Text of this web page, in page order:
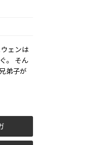
ェンは
。 そん
弟子が